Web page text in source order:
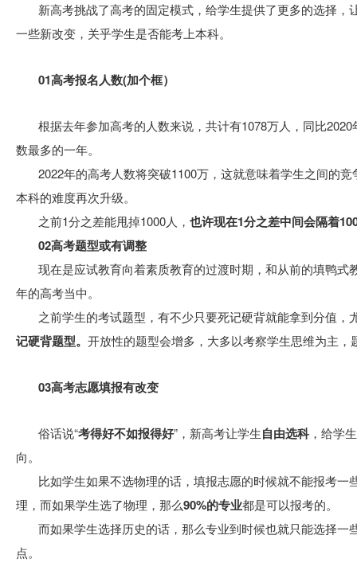
新高考挑战了高考的固定模式，给学生提供了更多的选择
一些新改变，关乎学生是否能考上本科。
01高考报名人数(加个框）
根据去年参加高考的人数来说，共计有1078万人，同比
数最多的一年。
2022年的高考人数将突破1100万，这就意味着学生之间的
本科的难度再次升级。
之前1分之差能甩掉1000人， 也许现在1分之差中间会隔着
02高考题型或有调整
现在是应试教育向着素质教育的过渡时期，和从前的填鸭
年的高考当中。
之前学生的考试题型，有不少只要死记硬背就能拿到分值，
记硬背题型。 开放性的题型会增多，大多以考察学生思维为主，
03高考志愿填报有改变
俗话说“考得好不如报得好”，新高考让学生自由选科，给学
向。
比如学生如果不选物理的话，填报志愿的时候就不能报考
理，而如果学生选了物理，那么90%的专业都是可以报考的。
而如果学生选择历史的话，那么专业到时候也就只能选择
点。